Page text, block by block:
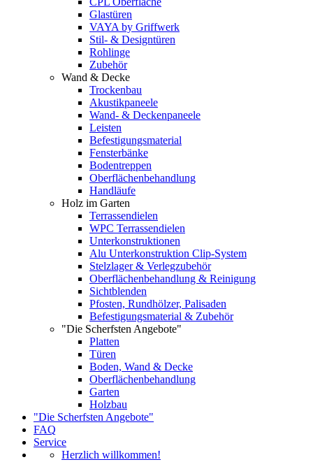
Glastüren
VAYA by Griffwerk
Stil- & Designtüren
Rohlinge
Zubehör
Wand & Decke
Trockenbau
Akustikpaneele
Wand- & Deckenpaneele
Leisten
Befestigungsmaterial
Fensterbänke
Bodentreppen
Oberflächenbehandlung
Handläufe
Holz im Garten
Terrassendielen
WPC Terrassendielen
Unterkonstruktionen
Alu Unterkonstruktion Clip-System
Stelzlager & Verlegzubehör
Oberflächenbehandlung & Reinigung
Sichtblenden
Pfosten, Rundhölzer, Palisaden
Befestigungsmaterial & Zubehör
"Die Scherfsten Angebote"
Platten
Türen
Boden, Wand & Decke
Oberflächenbehandlung
Garten
Holzbau
"Die Scherfsten Angebote"
FAQ
Service
Herzlich willkommen!